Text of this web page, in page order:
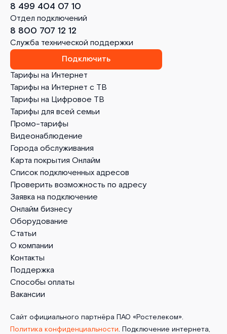
Тарифы на Интернет
Тарифы на Интернет с ТВ
Тарифы на Цифровое ТВ
Тарифы для всей семьи
Промо-тарифы
Видеонаблюдение
Города обслуживания
Карта покрытия Онлайм
Список подключенных адресов
Проверить возможность по адресу
Заявка на подключение
Онлайм бизнесу
Оборудование
Статьи
О компании
Контакты
Поддержка
Способы оплаты
Вакансии
8 499 404 07 10
Отдел подключений
8 800 707 12 12
Служба технической поддержки
Подключить
Сайт официального партнёра ПАО «Ростелеком».
Политика конфиденциальности. Подключение интернета,